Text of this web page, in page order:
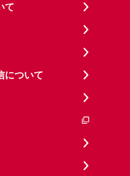
て
について